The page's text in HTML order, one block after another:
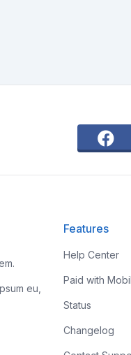
eu,
Features
Help Center
Paid with
Status
Changelog